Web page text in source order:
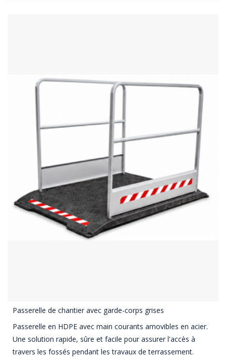
Passerelle de chantier avec garde-corps grises
Passerelle en HDPE avec main courants amovibles en acier.
Une solution rapide, sûre et facile pour assurer l'accès à
travers les fossés pendant les travaux de terrassement.